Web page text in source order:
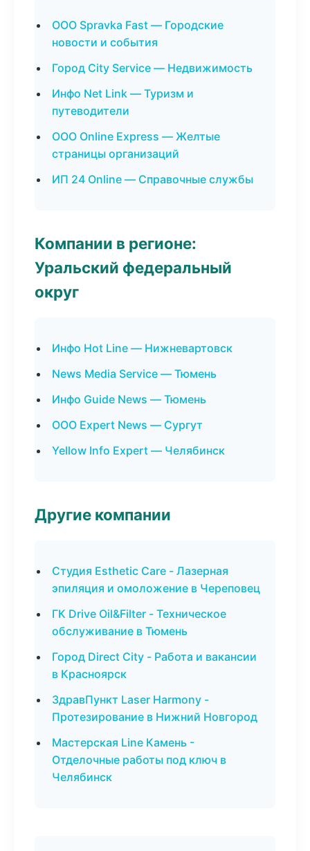
ООО Spravka Fast — Городские
новости и события
Город City Service — Недвижимость
Инфо Net Link — Туризм и
путеводители
ООО Online Express — Желтые
страницы организаций
ИП 24 Online — Справочные службы
Компании в регионе:
Уральский федеральный
округ
Инфо Hot Line — Нижневартовск
News Media Service — Тюмень
Инфо Guide News — Тюмень
ООО Expert News — Сургут
Yellow Info Expert — Челябинск
Другие компании
Студия Esthetic Care - Лазерная
эпиляция и омоложение в Череповец
ГК Drive Oil&Filter - Техническое
обслуживание в Тюмень
Город Direct City - Работа и вакансии
в Красноярск
ЗдравПункт Laser Harmony -
Протезирование в Нижний Новгород
Мастерская Line Камень -
Отделочные работы под ключ в
Челябинск